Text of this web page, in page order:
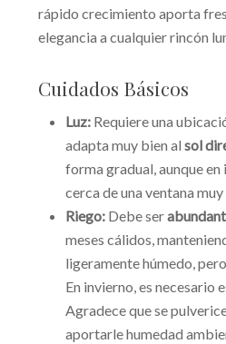
rápido crecimiento aporta
elegancia a cualquier rincón
Cuidados Básicos
Luz:Requiere una
adapta muy bien al sol
forma gradual, aunque
cerca de una ventana
Riego:Debe ser
meses cálidos,
ligeramente húmedo,
En invierno, es necesario
Agradece que se
aportarle humedad